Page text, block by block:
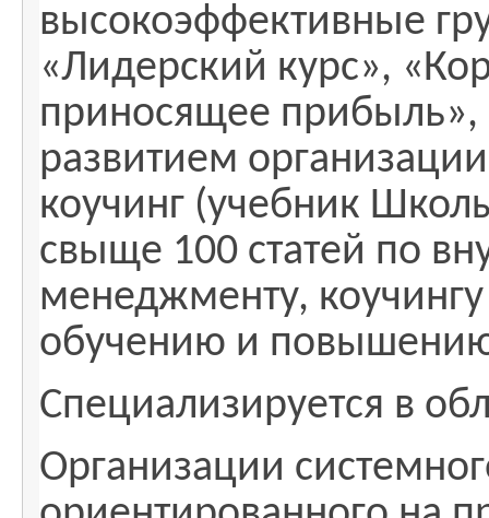
высокоэффективные
«Лидерский курс»,
приносящее
развитием
коучинг (учебник
свыще 100 статей по
менеджменту,
обучению и
Специализируется в
Организации